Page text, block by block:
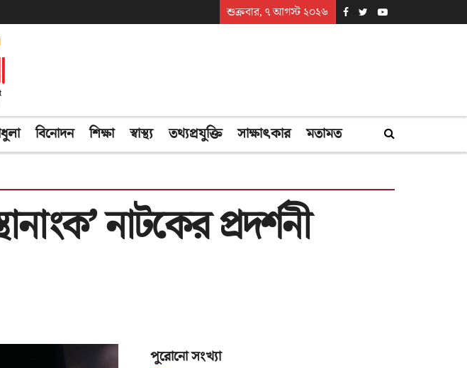
শুক্রবার, ৭ আগস্ট ২০২৬
বিনোদন শিক্ষা স্বাস্থ্য তথ্যপ্রযুক্তি সাক্ষাৎকার মতামত
নাটকের প্রদর্শনী
পুরোনো সংখ্যা